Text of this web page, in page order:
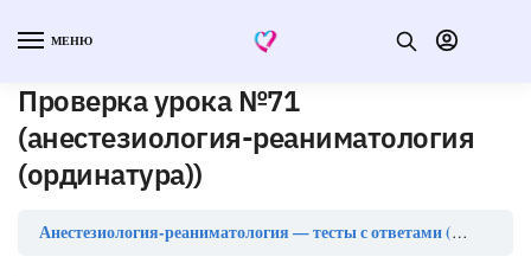
МЕНЮ
Проверка урока №71
(анестезиология-реаниматология
(ординатура))
Анестезиология-реаниматология — тесты с ответами (ординатура)